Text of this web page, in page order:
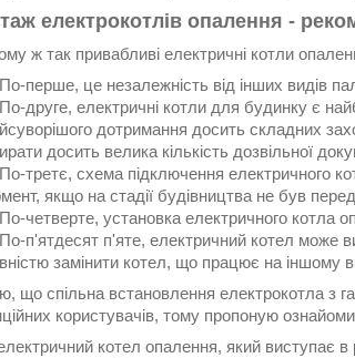
електрокотлів опалення -
ж так привабливі електричні котли
По-перше, це незалежність від інших видів
По-друге, електричні котли для будинку є
дотримання досить складних
досить велика кількість дозвільної
По-третє, схема підключення електричного
якщо на стадії будівництва не був
По-четверте, установка електричного котла
По-п'ятдесят п'яте, електричний котел може
замінити котел, що працює на іншому
що спільна встановлення електрокотла з
користувачів, тому пропоную
котел опалення, який виступає